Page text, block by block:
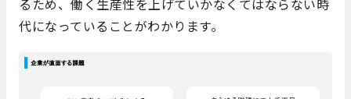
るため、働く生産性を上げていかなくてはならない時
代になっていることがわかります。